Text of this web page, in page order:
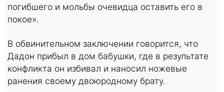
погибшего и мольбы очевидца оставить его в
покое».
В обвинительном заключении говорится, что
Дадон прибыл в дом бабушки, где в результате
конфликта он избивал и наносил ножевые
ранения своему двоюродному брату.